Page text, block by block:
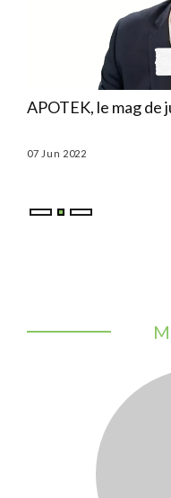
APOTEK, le mag de
07 Jun 2022